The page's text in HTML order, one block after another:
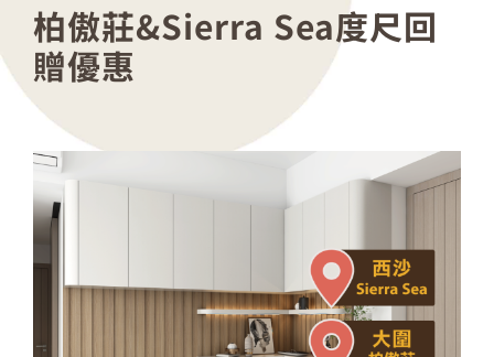
柏傲莊&Sierra Sea度尺回
贈優惠